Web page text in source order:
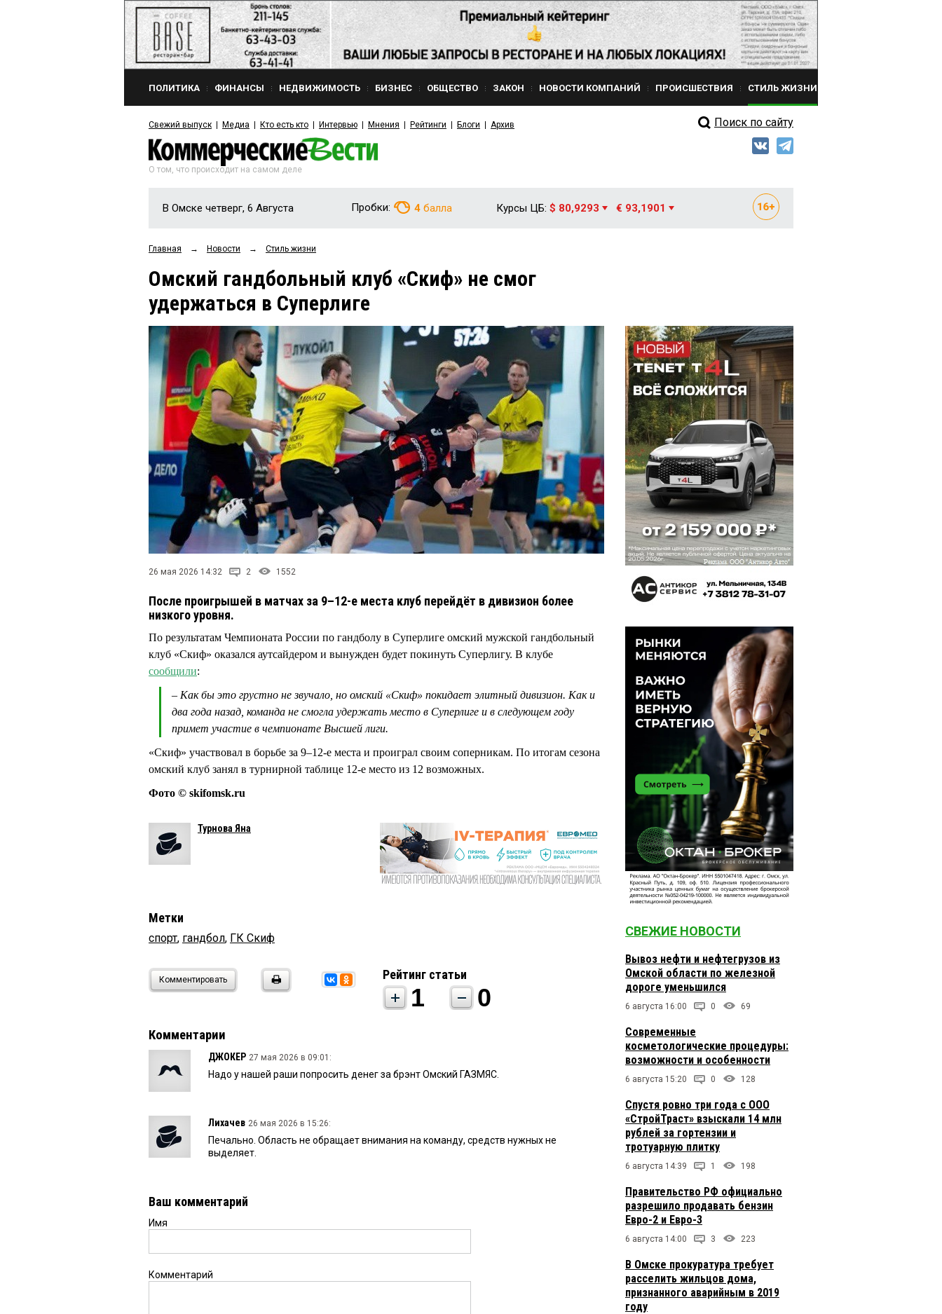
ПОЛИТИКА ФИНАНСЫ НЕДВИЖИМОСТЬ БИЗНЕС ОБЩЕСТВО ЗАКОН НОВОСТИ КОМПАНИЙ ПРОИСШЕСТВИЯ СТИЛЬ ЖИЗНИ
Свежий выпуск Медиа Кто есть кто Интервью Мнения Рейтинги Блоги Архив Поиск по сайту
О том, что происходит на самом деле
В Омске четверг, 6 Августа Пробки: 4 балла Курсы ЦБ: $ 80,9293 € 93,1901
Главная → Новости → Стиль жизни
Омский гандбольный клуб «Скиф» не смог
удержаться в Суперлиге
26 мая 2026 14:32 2 1552
После проигрышей в матчах за 9–12-е места клуб перейдёт в дивизион более
низкого уровня.
По результатам Чемпионата России по гандболу в Суперлиге омский мужской гандбольный
клуб «Скиф» оказался аутсайдером и вынужден будет покинуть Суперлигу. В клубе
сообщили:
– Как бы это грустно не звучало, но омский «Скиф» покидает элитный дивизион. Как и
два года назад, команда не смогла удержать место в Суперлиге и в следующем году
примет участие в чемпионате Высшей лиги.
«Скиф» участвовал в борьбе за 9–12-е места и проиграл своим соперникам. По итогам сезона
омский клуб занял в турнирной таблице 12-е место из 12 возможных.
Фото © skifomsk.ru
Турнова Яна
Метки
спорт, гандбол, ГК Скиф
Комментировать Рейтинг статьи
1 0
Комментарии
ДЖОКЕР 27 мая 2026 в 09:01:
Надо у нашей раши попросить денег за брэнт Омский ГАЗМЯС.
Лихачев 26 мая 2026 в 15:26:
Печально. Область не обращает внимания на команду, средств нужных не
выделяет.
Ваш комментарий
Имя
Комментарий
СВЕЖИЕ НОВОСТИ
Вывоз нефти и нефтегрузов из
Омской области по железной
дороге уменьшился
6 августа 16:00 0 69
Современные
косметологические процедуры:
возможности и особенности
6 августа 15:20 0 128
Спустя ровно три года с ООО
«СтройТраст» взыскали 14 млн
рублей за гортензии и
тротуарную плитку
6 августа 14:39 1 198
Правительство РФ официально
разрешило продавать бензин
Евро-2 и Евро-3
6 августа 14:00 3 223
В Омске прокуратура требует
расселить жильцов дома,
признанного аварийным в 2019
году